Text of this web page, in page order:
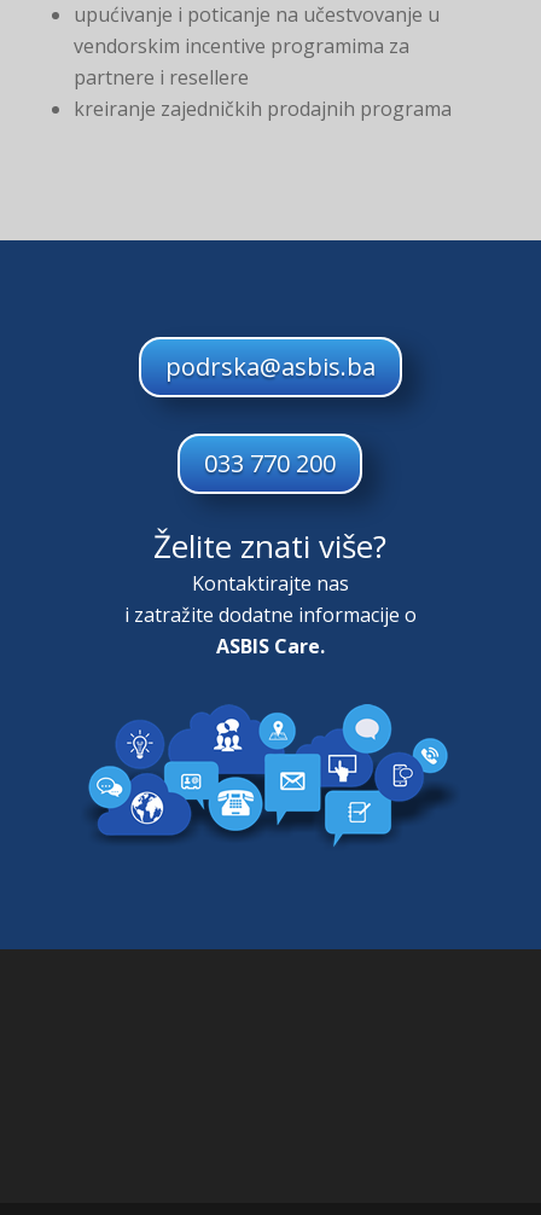
upućivanje i poticanje na učestvovanje u
vendorskim incentive programima za
partnere i resellere
kreiranje zajedničkih prodajnih programa
podrska@asbis.ba
033 770 200
Želite znati više?
Kontaktirajte nas
i zatražite dodatne informacije o
ASBIS Care.